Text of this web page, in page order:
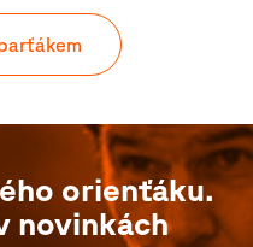
orienťáku.
novinkách